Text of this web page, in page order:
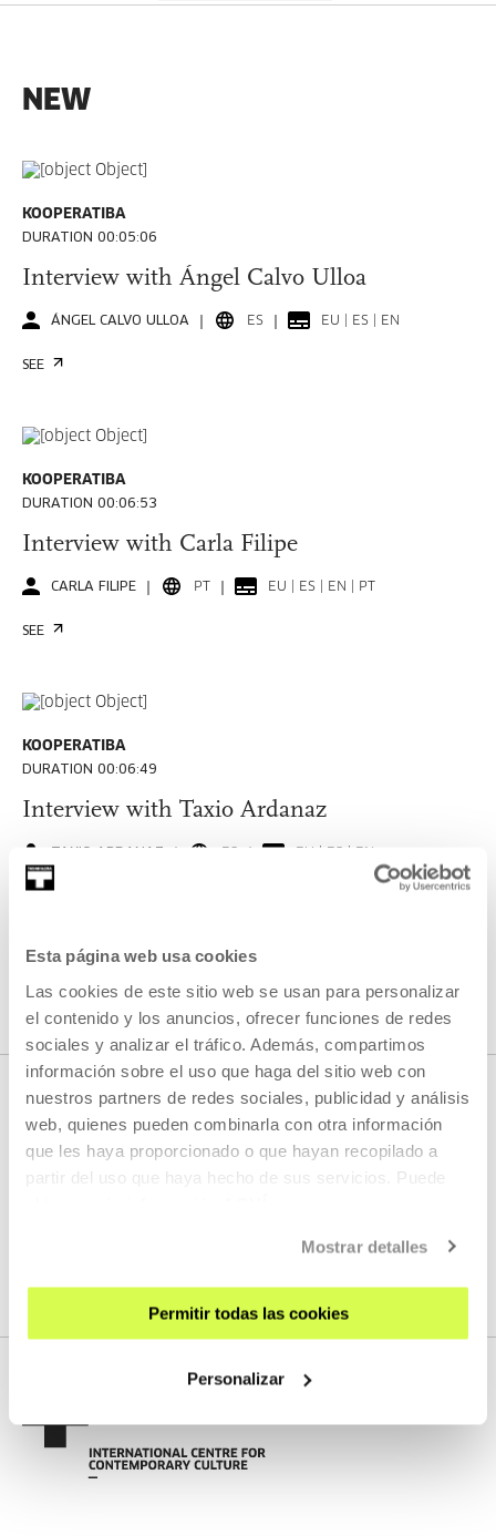
Esta página web usa cookies
Las cookies de este sitio web se usan para personalizar
el contenido y los anuncios, ofrecer funciones de redes
sociales y analizar el tráfico. Además, compartimos
información sobre el uso que haga del sitio web con
nuestros partners de redes sociales, publicidad y análisis
web, quienes pueden combinarla con otra información
que les haya proporcionado o que hayan recopilado a
partir del uso que haya hecho de sus servicios. Puede
Mostrar detalles
Permitir todas las cookies
Personalizar
NEW
KOOPERATIBA
DURATION 00:05:06
Interview with Ángel Calvo Ulloa
ÁNGEL CALVO ULLOA ES EU | ES | EN
SEE
KOOPERATIBA
DURATION 00:06:53
Interview with Carla Filipe
CARLA FILIPE PT EU | ES | EN | PT
SEE
KOOPERATIBA
DURATION 00:06:49
Interview with Taxio Ardanaz
SEE ALL CONTENT
NEXT LIVE STREAMS